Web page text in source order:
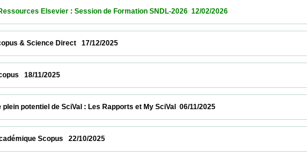
Ressources Elsevier : Session de Formation SNDL-2026  12/02/2026
& Science Direct   17/12/2025
Scopus   18/11/2025
le plein potentiel de SciVal : Les Rapports et My SciVal  06/11/2025
Académique Scopus   22/10/2025